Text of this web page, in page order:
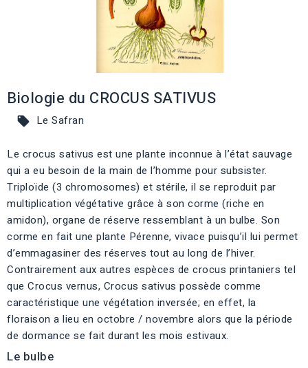
Biologie du CROCUS SATIVUS
 Le Safran
Le crocus sativus est une plante inconnue à l’état sauvage
qui a eu besoin de la main de l’homme pour subsister.
Triploïde (3 chromosomes) et stérile, il se reproduit par
multiplication végétative grâce à son corme (riche en
amidon), organe de réserve ressemblant à un bulbe. Son
corme en fait une plante Pérenne, vivace puisqu’il lui permet
d’emmagasiner des réserves tout au long de l’hiver.
Contrairement aux autres espèces de crocus printaniers tel
que Crocus vernus, Crocus sativus possède comme
caractéristique une végétation inversée; en effet, la
floraison a lieu en octobre / novembre alors que la période
de dormance se fait durant les mois estivaux.
Le bulbe